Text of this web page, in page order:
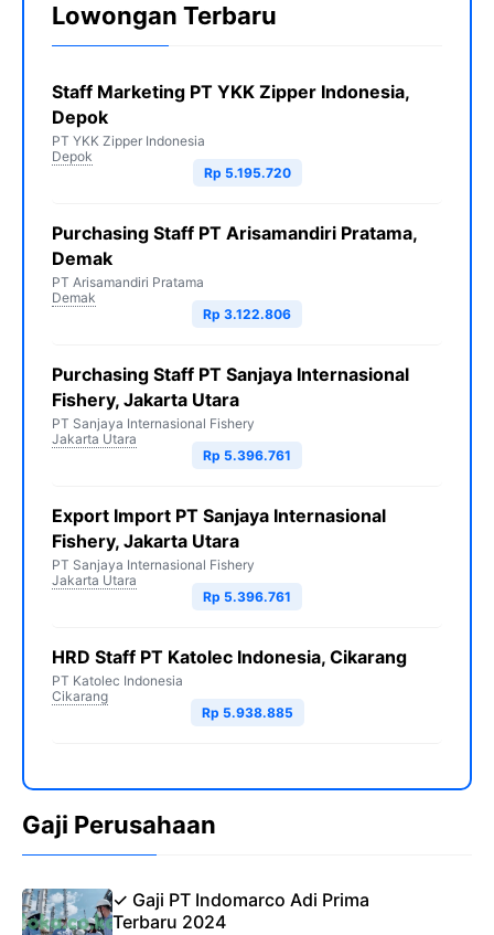
Lowongan Terbaru
Staff Marketing PT YKK Zipper Indonesia,
Depok
PT YKK Zipper Indonesia
Depok
Rp 5.195.720
Purchasing Staff PT Arisamandiri Pratama,
Demak
PT Arisamandiri Pratama
Demak
Rp 3.122.806
Purchasing Staff PT Sanjaya Internasional
Fishery, Jakarta Utara
PT Sanjaya Internasional Fishery
Jakarta Utara
Rp 5.396.761
Export Import PT Sanjaya Internasional
Fishery, Jakarta Utara
PT Sanjaya Internasional Fishery
Jakarta Utara
Rp 5.396.761
HRD Staff PT Katolec Indonesia, Cikarang
PT Katolec Indonesia
Cikarang
Rp 5.938.885
Gaji Perusahaan
✓ Gaji PT Indomarco Adi Prima
Terbaru 2024